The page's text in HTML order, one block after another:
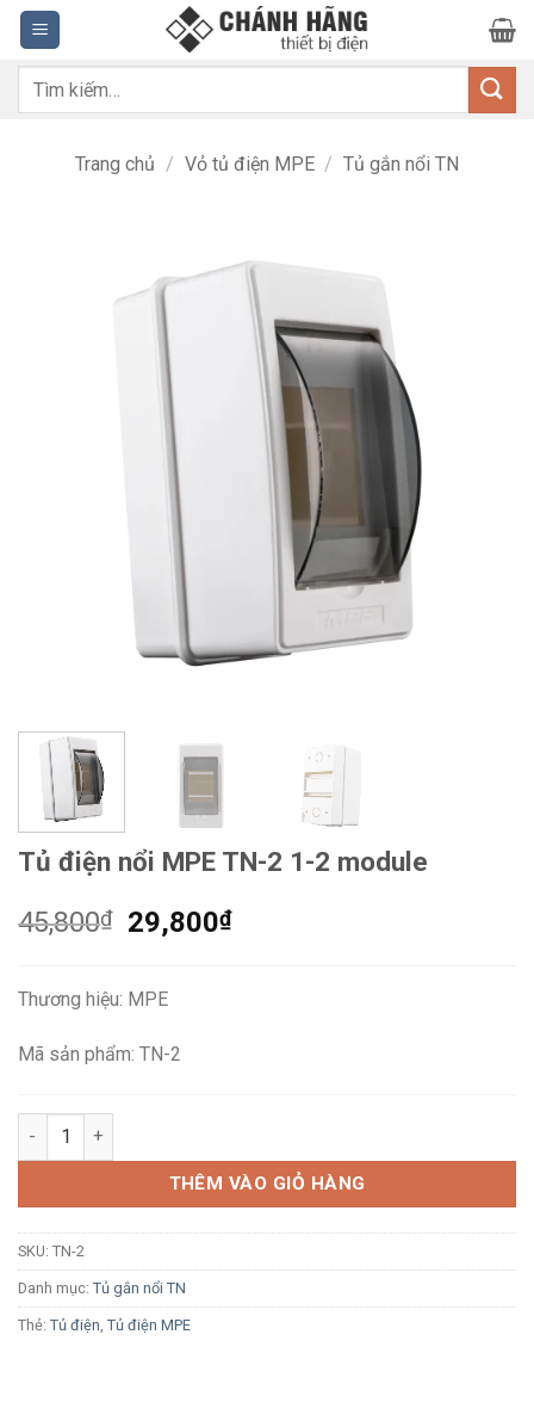
Bỏ
qua
nội
dung
Tìm
Trang chủ / Vỏ tủ điện MPE / Tủ gắn nổi TN
Tủ điện nổi MPE TN-2 1-2 module
45,800₫
Giá
45,800₫.
29,800₫Giá
Thương hiệu: MPE
Mã sản phẩm: TN-2
Tủ điện nổi MPE TN-2 1-2 module số lượng
THÊM VÀO GIỎ HÀNG
SKU: TN-2
Danh mục: Tủ gắn nổi TN
Thẻ: Tủ điện Tủ điện MPE